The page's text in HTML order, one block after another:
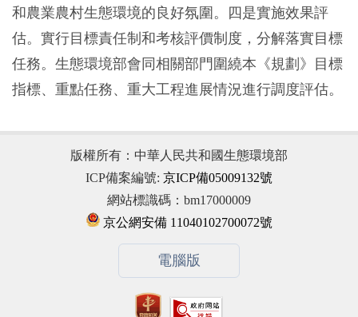
和農業農村生態環境的良好氛圍。四是實施效果評
估。實行目標責任制和考核評價制度，分解落實目標
任務。生態環境部會同相關部門圍繞本《規劃》目標
指標、重點任務、重大工程進展情況進行調度評估。
版權所有：中華人民共和國生態環境部
ICP備案編號: 京ICP備05009132號
網站標識碼：bm17000009
京公網安備 11040102700072號
電腦版